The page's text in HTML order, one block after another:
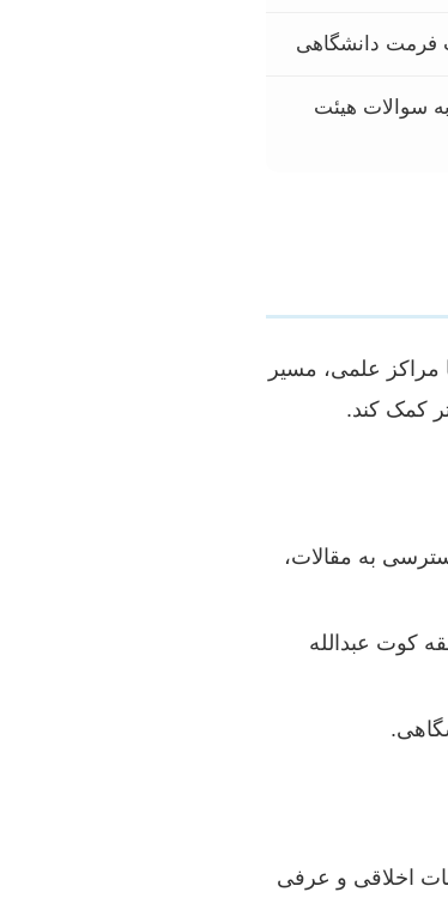
فرمت دانشگاهی
سوالات هیئت
مراکز علمی، مسیر
کمک کند.
به مقالات،
کوت عبدالله
اخلاقی و عرفی